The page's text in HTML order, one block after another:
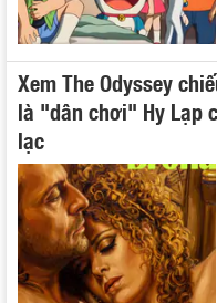
Xem The Odyssey
là "dân chơi" Hy Lạp
lạc